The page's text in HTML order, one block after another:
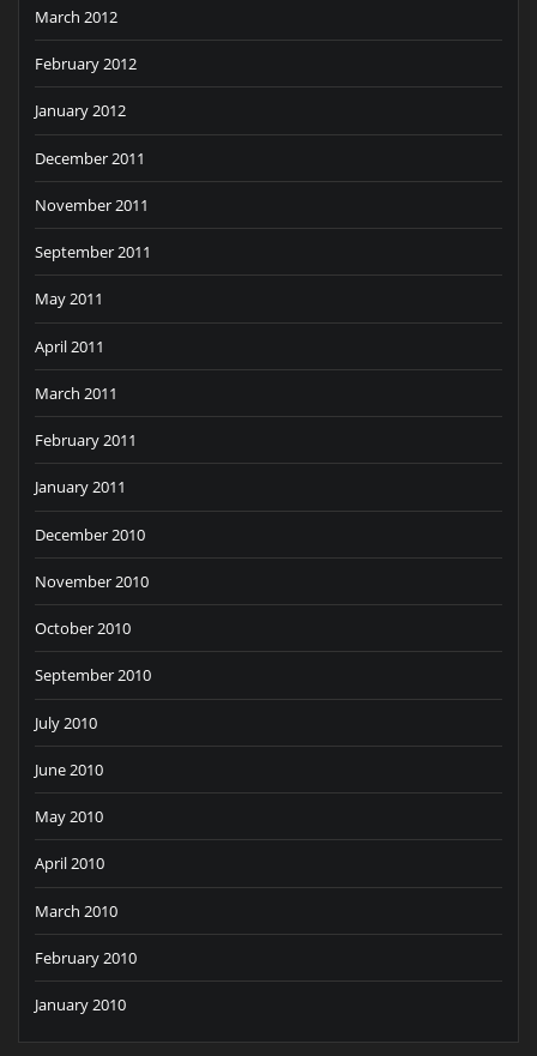
March 2012
February 2012
January 2012
December 2011
November 2011
September 2011
May 2011
April 2011
March 2011
February 2011
January 2011
December 2010
November 2010
October 2010
September 2010
July 2010
June 2010
May 2010
April 2010
March 2010
February 2010
January 2010